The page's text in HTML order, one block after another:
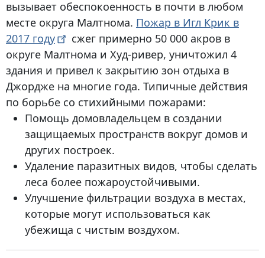
вызывает обеспокоенность в почти в любом
месте округа Малтнома. Пожар в Игл Крик в
2017 году
сжег примерно 50 000 акров в
округе Малтнома и Худ-ривер, уничтожил 4
здания и привел к закрытию зон отдыха в
Джордже на многие года. Типичные действия
по борьбе со стихийными пожарами:
Помощь домовладельцем в создании
защищаемых пространств вокруг домов и
других построек.
Удаление паразитных видов, чтобы сделать
леса более пожароустойчивыми.
Улучшение фильтрации воздуха в местах,
которые могут использоваться как
убежища с чистым воздухом.